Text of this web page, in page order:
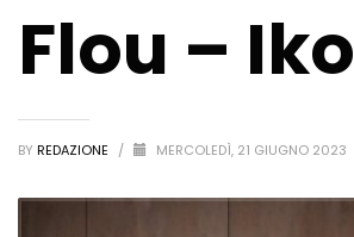
Flou – Iko
BY REDAZIONE / MERCOLEDÌ, 21 GIUGNO 2023